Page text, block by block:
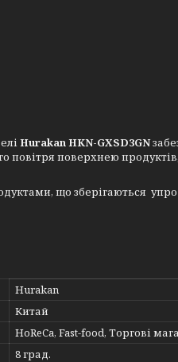
Hurakan HKN-GXSD3GN
поверхнею продуктів,
що зберігаються
Hurakan
Китай
HoReCa, Fast-food, Торгові
8 град.